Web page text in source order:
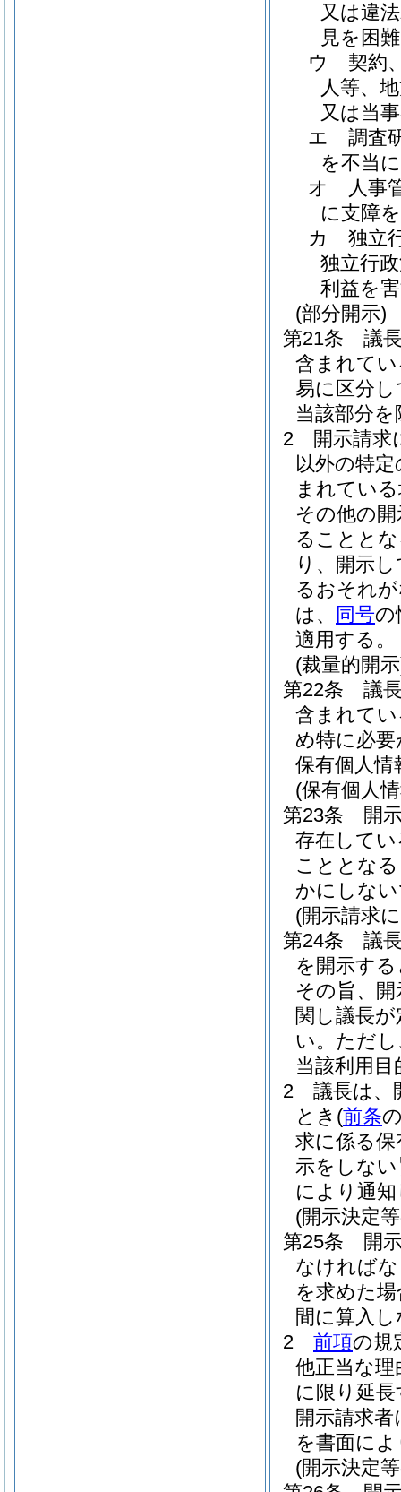
又は違
見を困
ウ
契約
人等、
又は当
エ
調査
を不当
オ
人事
に支障
カ
独立
独立行
利益を
(部分開示)
第21条
議
含まれて
易に区分
当該部分
2
開示請求
以外の特
まれてい
その他の
ることと
り、開示
るおそれ
は、
同号の
適用する。
(裁量的開
第22条
議
含まれて
め特に必
保有個人
(保有個人
第23条
開
存在して
こととな
かにしな
(開示請求
第24条
議
を開示す
その旨、
関し議長
い。 ただ
当該利用
2
議長は、
とき (前条
求に係る
示をしな
により通
(開示決定
第25条
開
なければ
を求めた
間に算入
2
前項の規
他正当な
に限り延
開示請求
を書面に
(開示決定